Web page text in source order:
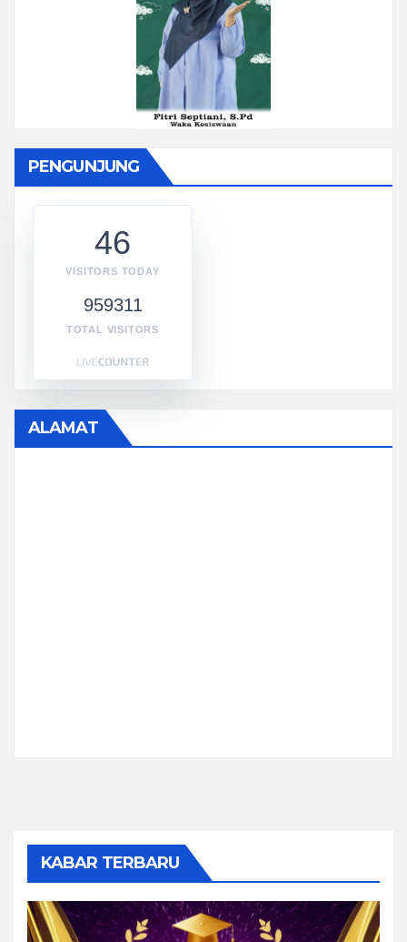
PENGUNJUNG
46
VISITORS TODAY
959311
TOTAL VISITORS
ALAMAT
KABAR TERBARU